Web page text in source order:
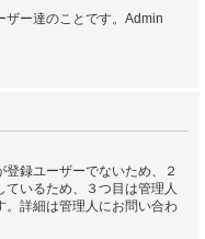
ザー達のことです。Admin
録ユーザーでないため、２
いるため、３つ目は管理人
。詳細は管理人にお問い合わ